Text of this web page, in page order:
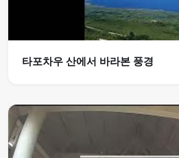
타포차우 산에서 바라본 풍경